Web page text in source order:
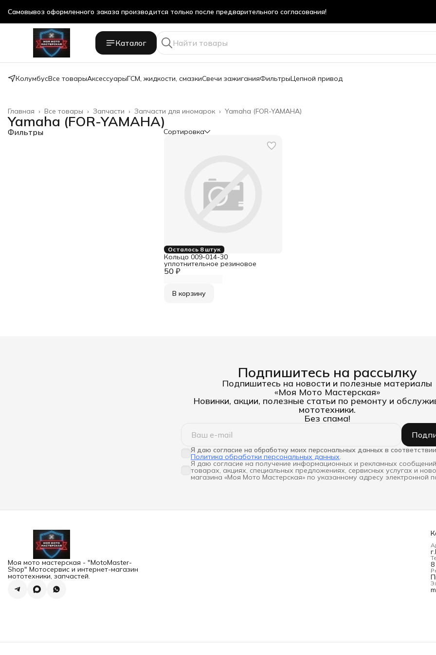
Самовывоз оформленного заказа производится только после предварительного согласования!
Самовывоз оформленного заказа производится только после предварительного согласования!
Каталог
КолумбусВсе товарыАксессуарыГСМ, жидкости, смазкиСвечи зажиганияФильтрыЦепной привод
Yamaha (FOR-YAMAHA)
Запчасти для иномарок ›
Запчасти ›
Все товары ›
Главная ›
Yamaha (FOR-YAMAHA)
Фильтры Сортировка
Осталось 8 штук
50 ₽
Кольцо 009-014-30
уплотнительное резиновое
В корзину
Подпишитесь на рассылку
Подпишитесь на новости и полезные материалы
«Моя Мото Мастерская»
Новинки, акции, полезные статьи по ремонту и
мототехники.
Без спама!
Я даю согласие на обработку моих персональных данных в
Политика обработки персональных данных
Я даю согласие на получение информационных и рекламных
товарах, акциях, специальных предложениях, сервисных услугах и
магазина «Моя Мото Мастерская» по указанному адресу электронной
Моя мото мастерская - "MotoMaster-
Shop" Мотосервис и интернет-магазин
мототехники, запчастей.
8